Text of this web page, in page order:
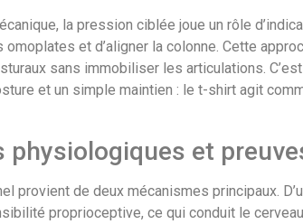
la pression ciblée joue un rôle
et d’aligner la colonne. Cette
sans immobiliser les articulations.
et un simple maintien : le t-shirt agit
physiologiques et
provient de deux mécanismes principaux.
proprioceptive, ce qui conduit le